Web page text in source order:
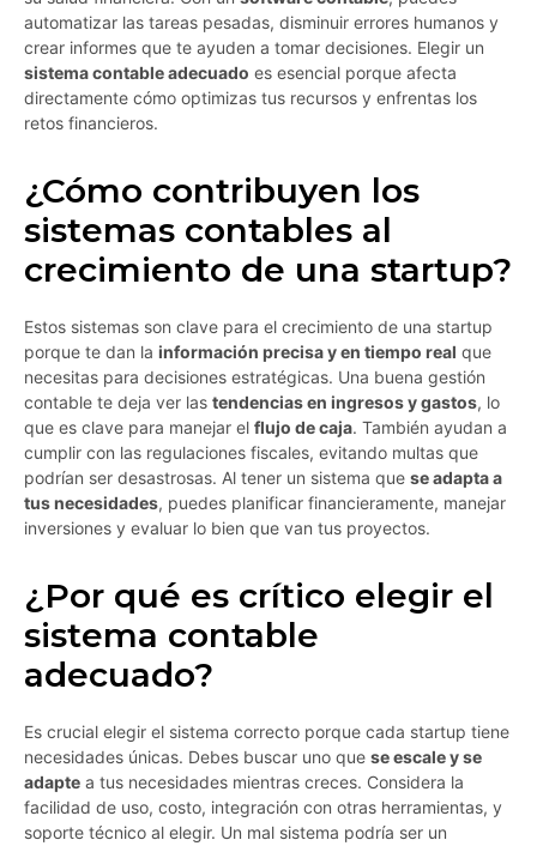
automatizar las tareas pesadas, disminuir errores humanos y
crear informes que te ayuden a tomar decisiones. Elegir un
sistema contable adecuado es esencial porque afecta
directamente cómo optimizas tus recursos y enfrentas los
retos financieros.
¿Cómo contribuyen los
sistemas contables al
crecimiento de una startup?
Estos sistemas son clave para el crecimiento de una startup
porque te dan la información precisa y en tiempo real que
necesitas para decisiones estratégicas. Una buena gestión
contable te deja ver las tendencias en ingresos y gastos, lo
que es clave para manejar el flujo de caja. También ayudan a
cumplir con las regulaciones fiscales, evitando multas que
podrían ser desastrosas. Al tener un sistema que se adapta a
tus necesidades, puedes planificar financieramente, manejar
inversiones y evaluar lo bien que van tus proyectos.
¿Por qué es crítico elegir el
sistema contable
adecuado?
Es crucial elegir el sistema correcto porque cada startup tiene
necesidades únicas. Debes buscar uno que se escale y se
adapte a tus necesidades mientras creces. Considera la
facilidad de uso, costo, integración con otras herramientas, y
soporte técnico al elegir. Un mal sistema podría ser un